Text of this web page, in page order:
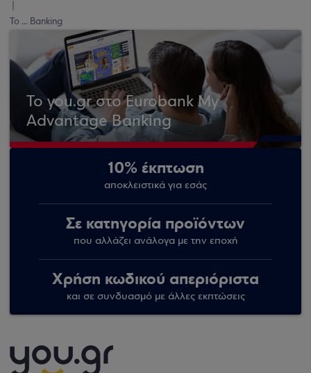
Το ... Banking
Το you.gr στο Eurobank My
Advantage Banking
10% έκπτωση
αποκλειστικά για εσάς
Σε κατηγορία προϊόντων
που αλλάζει ανάλογα με την εποχή
Χρήση κωδικού απεριόριστα
και σε συνδυασμό με άλλες εκπτώσεις